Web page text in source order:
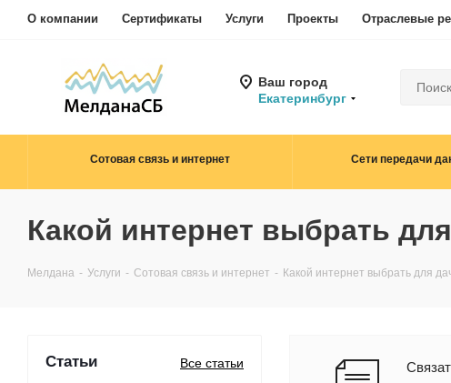
О компании Сертификаты Услуги Проекты Отраслевые
Ваш город
Екатеринбург
Сотовая связь и интернет Сети передачи
Какой интернет выбрать
Мелдана - Услуги - Сотовая связь и интернет - Какой интернет выбрать для
Статьи Все статьи